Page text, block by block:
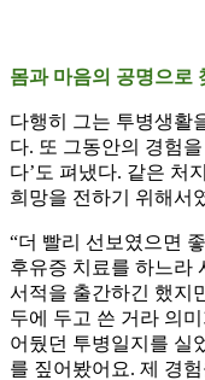
몸과 마음의 공명으로
다행히 그는 투병생활
다. 또 그동안의 경험
다’도 펴냈다. 같은 처
희망을 전하기 위해서
“더 빨리 선보였으면
후유증 치료를 하느라
서적을 출간하긴 했지
두에 두고 쓴 거라 의
어뒀던 투병일지를 실
를 짚어봤어요. 제 경